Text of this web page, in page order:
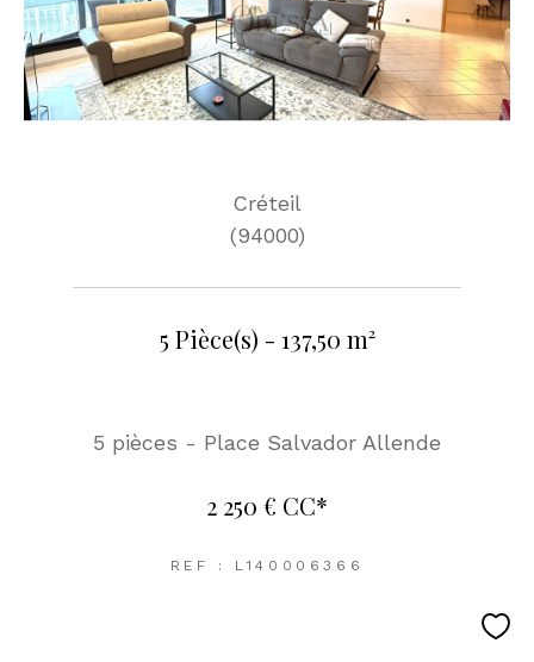
Créteil
(94000)
5 Pièce(s) - 137,50 m²
5 pièces - Place Salvador Allende
2 250 € CC*
REF : L140006366